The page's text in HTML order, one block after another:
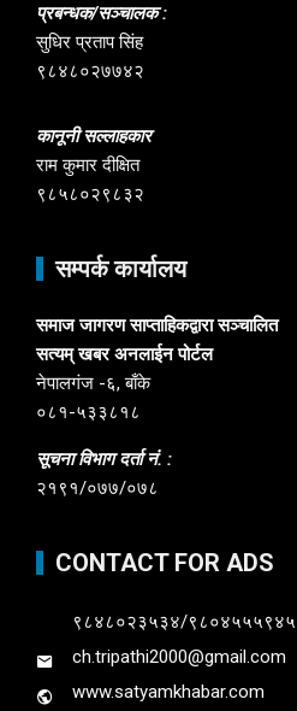
प्रबन्धक/सञ्चालक :
सुधिर प्रताप सिंह
९८४८०२७७४२
कानूनी सल्लाहकार
राम कुमार दीक्षित
९८५८०२९८३२
सम्पर्क कार्यालय
समाज जागरण साप्ताहिकद्वारा सञ्चालित
सत्यम् खबर अनलाईन पोर्टल
नेपालगंज -६, बाँके
०८१-५३३८१८
सूचना विभाग दर्ता नं. :
२१९१/०७७/०७८
CONTACT FOR ADS
९८४८०२३५३४/९८०४५५५९४५
ch.tripathi2000@gmail.com
www.satyamkhabar.com